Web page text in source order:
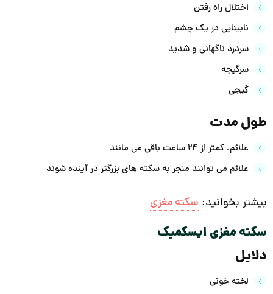
اختلال راه رفتن
نابینایی در یک چشم
سردرد ناگهانی و شدید
سرگیجه
گیجی
طول مدت
علائم، کمتر از 24 ساعت باقی می مانند
علائم می توانند منجر به سکته های بزرگتر در آینده شوند
بیشتر بخوانید: سکته مغزی
سکته مغزی ایسکمیک
دلایل
لخته خونی